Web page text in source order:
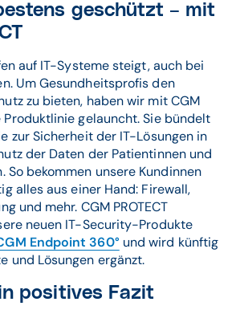
geschützt – mit
auf IT-Systeme steigt, auch bei
Um Gesundheitsprofis den
zu bieten, haben wir mit CGM
Produktlinie gelauncht. Sie bündelt
zur Sicherheit der IT-Lösungen in
der Daten der Patientinnen und
So bekommen unsere Kundinnen
alles aus einer Hand: Firewall,
und mehr. CGM PROTECT
neuen IT-Security-Produkte
Endpoint 360° und wird künftig
und Lösungen ergänzt.
positives Fazit